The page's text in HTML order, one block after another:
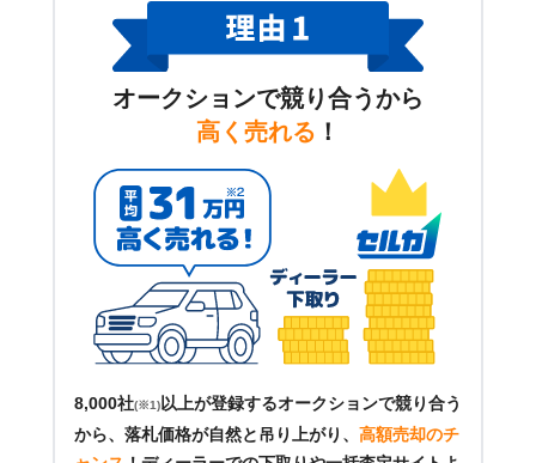
オークションで競り合うから
高く売れる ！
8,000社(※1)以上が登録するオークションで競り合う
から、落札価格が自然と吊り上がり、 高額売却のチ